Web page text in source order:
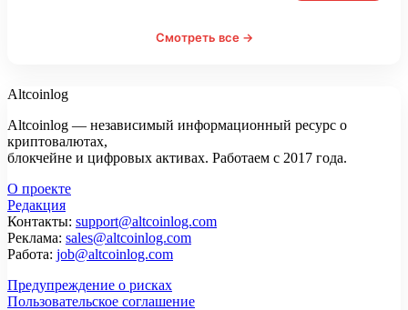
Смотреть все →
Altcoinlog
Altcoinlog — независимый информационный ресурс о
криптовалютах,
блокчейне и цифровых активах. Работаем с 2017 года.
О проекте
Редакция
Контакты: support@altcoinlog.com
Реклама: sales@altcoinlog.com
Работа: job@altcoinlog.com
Предупреждение о рисках
Пользовательское соглашение